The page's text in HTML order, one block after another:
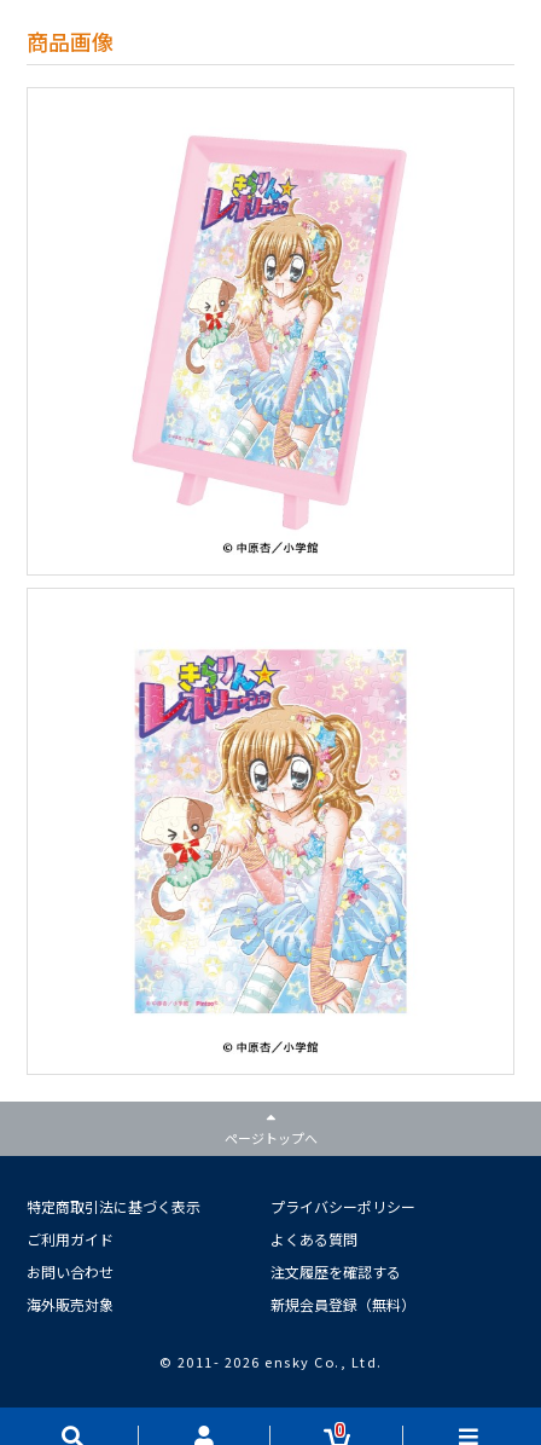
商品画像
0
ページトップへ
特定商取引法に基づく表示
プライバシーポリシー
ご利用ガイド
よくある質問
お問い合わせ
注文履歴を確認する
海外販売対象
新規会員登録（無料）
© 2011- 2026 ensky Co., Ltd.